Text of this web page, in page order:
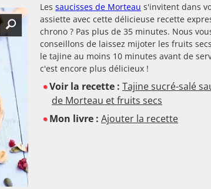
Les saucisses de Morteau s'invitent dans
assiette avec cette délicieuse recette
chrono ? Pas plus de 35 minutes. Nous
conseillons de laissez mijoter les fruits
le tajine au moins 10 minutes avant de
c'est encore plus délicieux !
Voir la recette : Tajine sucré-salé
de Morteau et fruits secs
Mon livre : Ajouter la recette